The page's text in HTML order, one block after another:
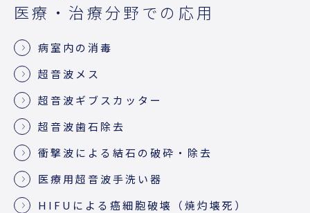
医療・治療分野での応用
病室内の消毒
超音波メス
超音波ギブスカッター
超音波歯石除去
衝撃波による結石の破砕・除去
医療用超音波手洗い器
HIFUによる癌細胞破壊（焼灼壊死）